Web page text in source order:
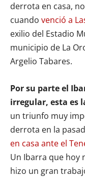
derrota en casa,
cuando venció a
exilio del Estadio
municipio de La
Argelio Tabares.
Por su parte el
irregular, esta es
un triunfo muy
derrota en la
en casa ante el
Un Ibarra que hoy
hizo un gran